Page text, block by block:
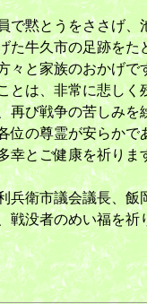
で黙とうをささげ、
た牛久市の足跡をた
々と家族のおかげで
とは、非常に悲しく
再び戦争の苦しみを
位の尊霊が安らかで
幸とご健康を祈りま
衛市議会議長、飯
戦没者のめい福を祈